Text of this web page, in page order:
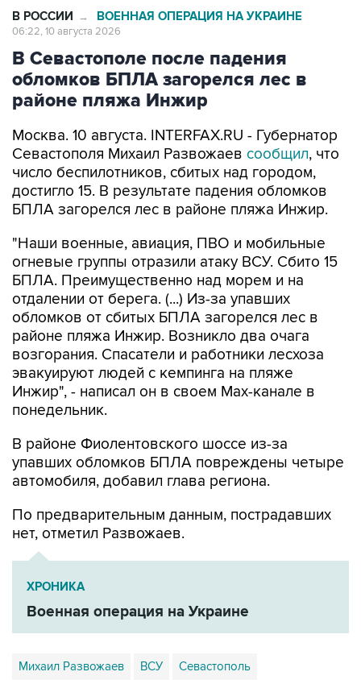
В РОССИИ → ВОЕННАЯ ОПЕРАЦИЯ НА УКРАИНЕ
06:22, 10 августа 2026
В Севастополе после падения
обломков БПЛА загорелся лес в
районе пляжа Инжир
Москва. 10 августа. INTERFAX.RU - Губернатор
Севастополя Михаил Развожаев сообщил, что
число беспилотников, сбитых над городом,
достигло 15. В результате падения обломков
БПЛА загорелся лес в районе пляжа Инжир.
"Наши военные, авиация, ПВО и мобильные
огневые группы отразили атаку ВСУ. Сбито 15
БПЛА. Преимущественно над морем и на
отдалении от берега. (...) Из-за упавших
обломков от сбитых БПЛА загорелся лес в
районе пляжа Инжир. Возникло два очага
возгорания. Спасатели и работники лесхоза
эвакуируют людей с кемпинга на пляже
Инжир", - написал он в своем Мах-канале в
понедельник.
В районе Фиолентовского шоссе из-за
упавших обломков БПЛА повреждены четыре
автомобиля, добавил глава региона.
По предварительным данным, пострадавших
нет, отметил Развожаев.
ХРОНИКА
Военная операция на Украине
Михаил Развожаев ВСУ Севастополь